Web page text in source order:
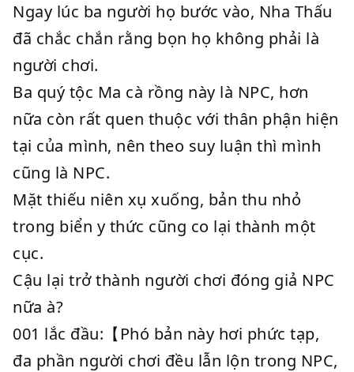
Ngay lúc ba người họ bước vào, Nha Thấu
đã chắc chắn rằng bọn họ không phải là
người chơi.
Ba quý tộc Ma cà rồng này là NPC, hơn
nữa còn rất quen thuộc với thân phận hiện
tại của mình, nên theo suy luận thì mình
cũng là NPC.
Mặt thiếu niên xụ xuống, bản thu nhỏ
trong biển y thức cũng co lại thành một
cục.
Cậu lại trở thành người chơi đóng giả NPC
nữa à?
001 lắc đầu:【Phó bản này hơi phức tạp,
đa phần người chơi đều lẫn lộn trong NPC,